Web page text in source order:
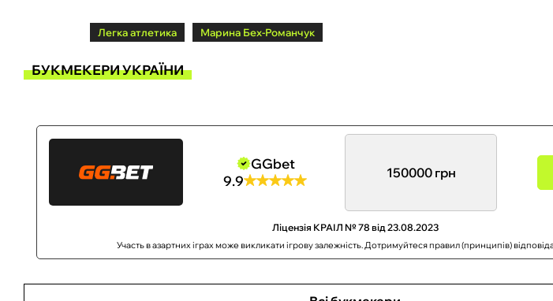
Легка атлетика Марина Бех-Романчук
БУКМЕКЕРИ УКРАЇНИ
GGbet
9.9
150000 грн
Ліцензія КРАІЛ № 78 від 23.08.2023
Участь в азартних іграх може викликати ігрову залежність. Дотримуйтеся правил (принципів)